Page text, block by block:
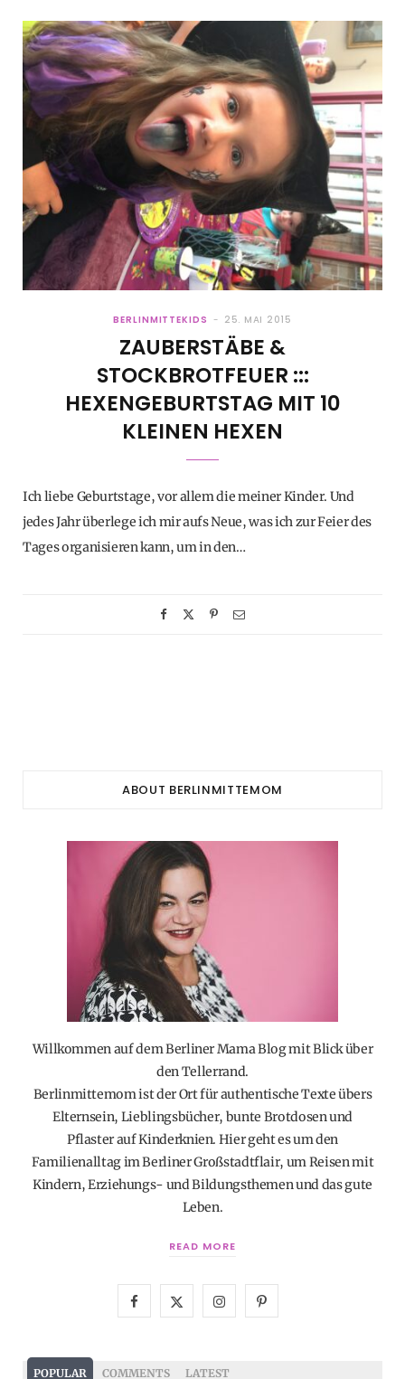
BERLINMITTEKIDS 25. MAI 2015
ZAUBERSTÄBE &
STOCKBROTFEUER :::
HEXENGEBURTSTAG MIT 10
KLEINEN HEXEN
Ich liebe Geburtstage, vor allem die meiner Kinder. Und
jedes Jahr überlege ich mir aufs Neue, was ich zur Feier des
Tages organisieren kann, um in den…
ABOUT BERLINMITTEMOM
Willkommen auf dem Berliner Mama Blog mit Blick über
den Tellerrand.
Berlinmittemom ist der Ort für authentische Texte übers
Elternsein, Lieblingsbücher, bunte Brotdosen und
Pflaster auf Kinderknien. Hier geht es um den
Familienalltag im Berliner Großstadtflair, um Reisen mit
Kindern, Erziehungs- und Bildungsthemen und das gute
Leben.
READ MORE
c
T
I
s
P
POPULAR COMMENTS LATEST